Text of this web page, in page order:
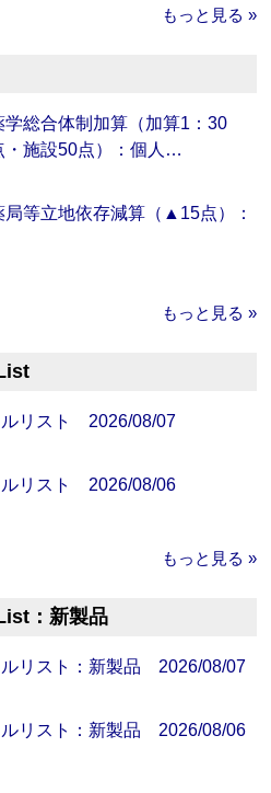
もっと見る »
学総合体制加算（加算1：30
・施設50点）：個人…
局等立地依存減算（▲15点）：
もっと見る »
ルリスト 2026/08/07
ルリスト 2026/08/06
もっと見る »
：新製品
リスト：新製品 2026/08/07
リスト：新製品 2026/08/06